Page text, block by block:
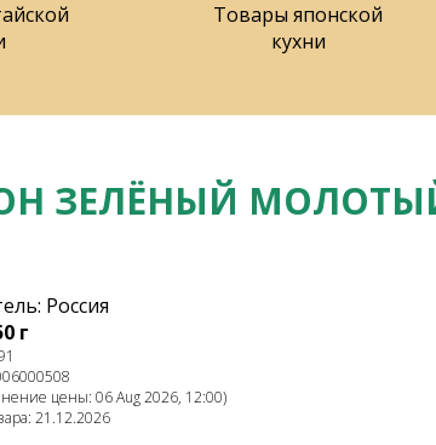
Товары японской
кухни
ЗЕЛЁНЫЙ
Россия
г
цены: 06 Aug 2026, 12:00)
21.12.2026